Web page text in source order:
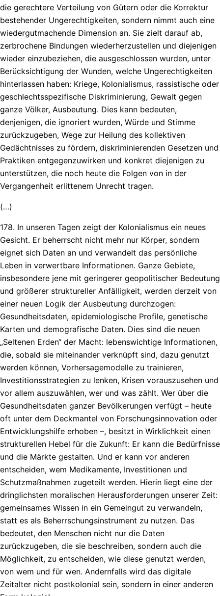
die gerechtere Verteilung von Gütern oder die Korrektur
bestehender Ungerechtigkeiten, sondern nimmt auch eine
wiedergutmachende Dimension an. Sie zielt darauf ab,
zerbrochene Bindungen wiederherzustellen und diejenigen
wieder einzubeziehen, die ausgeschlossen wurden, unter
Berücksichtigung der Wunden, welche Ungerechtigkeiten
hinterlassen haben: Kriege, Kolonialismus, rassistische oder
geschlechtsspezifische Diskriminierung, Gewalt gegen
ganze Völker, Ausbeutung. Dies kann bedeuten,
denjenigen, die ignoriert wurden, Würde und Stimme
zurückzugeben, Wege zur Heilung des kollektiven
Gedächtnisses zu fördern, diskriminierenden Gesetzen und
Praktiken entgegenzuwirken und konkret diejenigen zu
unterstützen, die noch heute die Folgen von in der
Vergangenheit erlittenem Unrecht tragen.
(…)
178. In unseren Tagen zeigt der Kolonialismus ein neues
Gesicht. Er beherrscht nicht mehr nur Körper, sondern
eignet sich Daten an und verwandelt das persönliche
Leben in verwertbare Informationen. Ganze Gebiete,
insbesondere jene mit geringerer geopolitischer Bedeutung
und größerer struktureller Anfälligkeit, werden derzeit von
einer neuen Logik der Ausbeutung durchzogen:
Gesundheitsdaten, epidemiologische Profile, genetische
Karten und demografische Daten. Dies sind die neuen
„Seltenen Erden“ der Macht: lebenswichtige Informationen,
die, sobald sie miteinander verknüpft sind, dazu genutzt
werden können, Vorhersagemodelle zu trainieren,
Investitionsstrategien zu lenken, Krisen vorauszusehen und
vor allem auszuwählen, wer und was zählt. Wer über die
Gesundheitsdaten ganzer Bevölkerungen verfügt – heute
oft unter dem Deckmantel von Forschungsinnovation oder
Entwicklungshilfe erhoben –, besitzt in Wirklichkeit einen
strukturellen Hebel für die Zukunft: Er kann die Bedürfnisse
und die Märkte gestalten. Und er kann vor anderen
entscheiden, wem Medikamente, Investitionen und
Schutzmaßnahmen zugeteilt werden. Hierin liegt eine der
dringlichsten moralischen Herausforderungen unserer Zeit:
gemeinsames Wissen in ein Gemeingut zu verwandeln,
statt es als Beherrschungsinstrument zu nutzen. Das
bedeutet, den Menschen nicht nur die Daten
zurückzugeben, die sie beschreiben, sondern auch die
Möglichkeit, zu entscheiden, wie diese genutzt werden,
von wem und für wen. Andernfalls wird das digitale
Zeitalter nicht postkolonial sein, sondern in einer anderen